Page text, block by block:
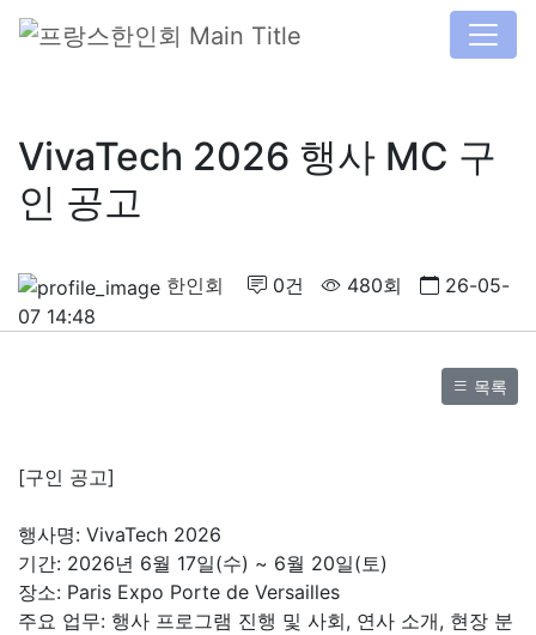
VivaTech 2026 행사 MC 구
인 공고
한인회 0건 480회
26-05-
07 14:48
목록
[구인 공고]
행사명: VivaTech 2026
기간: 2026년 6월 17일(수) ~ 6월 20일(토)
장소: Paris Expo Porte de Versailles
주요 업무: 행사 프로그램 진행 및 사회, 연사 소개, 현장 분